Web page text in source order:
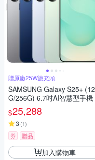
贈原廠25W旅充頭
SAMSUNG Galaxy S25+ (12
G/256G) 6.7吋AI智慧型手機
$25,288
3 (1)
券 贈品
加入購物車